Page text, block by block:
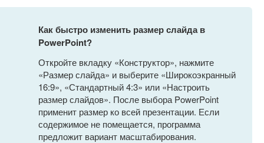
Как быстро изменить размер слайда в
PowerPoint?
Откройте вкладку «Конструктор», нажмите
«Размер слайда» и выберите «Широкоэкранный
16:9», «Стандартный 4:3» или «Настроить
размер слайдов». После выбора PowerPoint
применит размер ко всей презентации. Если
содержимое не помещается, программа
предложит вариант масштабирования.